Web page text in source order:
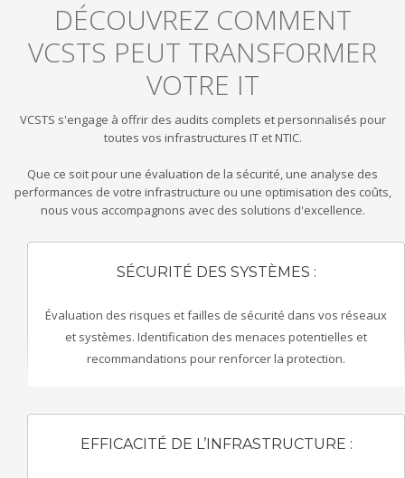
DÉCOUVREZ COMMENT
VCSTS PEUT TRANSFORMER
VOTRE IT
VCSTS s'engage à offrir des audits complets et personnalisés pour
toutes vos infrastructures IT et NTIC.
Que ce soit pour une évaluation de la sécurité, une analyse des
performances de votre infrastructure ou une optimisation des coûts,
nous vous accompagnons avec des solutions d'excellence.
SÉCURITÉ DES SYSTÈMES :
Évaluation des risques et failles de sécurité dans vos réseaux
et systèmes. Identification des menaces potentielles et
recommandations pour renforcer la protection.
EFFICACITÉ DE L’INFRASTRUCTURE :